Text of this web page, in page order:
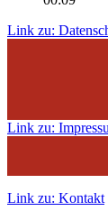
Link zu:
Link zu:
Link zu: Kontakt